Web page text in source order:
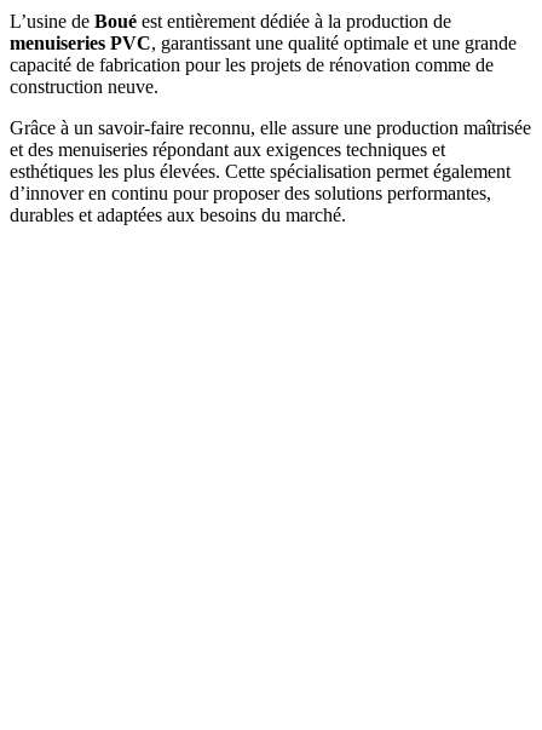
L’usine de Boué est entièrement dédiée à la production de
menuiseries PVC, garantissant une qualité optimale et une grande
capacité de fabrication pour les projets de rénovation comme de
construction neuve.
Grâce à un savoir-faire reconnu, elle assure une production maîtrisée
et des menuiseries répondant aux exigences techniques et
esthétiques les plus élevées. Cette spécialisation permet également
d’innover en continu pour proposer des solutions performantes,
durables et adaptées aux besoins du marché.